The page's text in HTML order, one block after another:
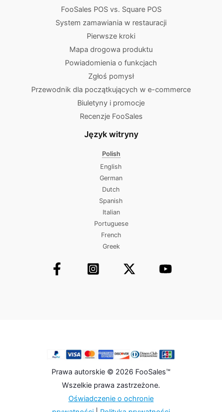
FooSales POS vs. Square POS
System zamawiania w restauracji
Pierwsze kroki
Mapa drogowa produktu
Powiadomienia o funkcjach
Zgłoś pomysł
Przewodnik dla początkujących w e-commerce
Biuletyny i promocje
Recenzje FooSales
Język witryny
Polish
English
German
Dutch
Spanish
Italian
Portuguese
French
Greek
Prawa autorskie © 2026 FooSales™
Wszelkie prawa zastrzeżone.
Oświadczenie o ochronie